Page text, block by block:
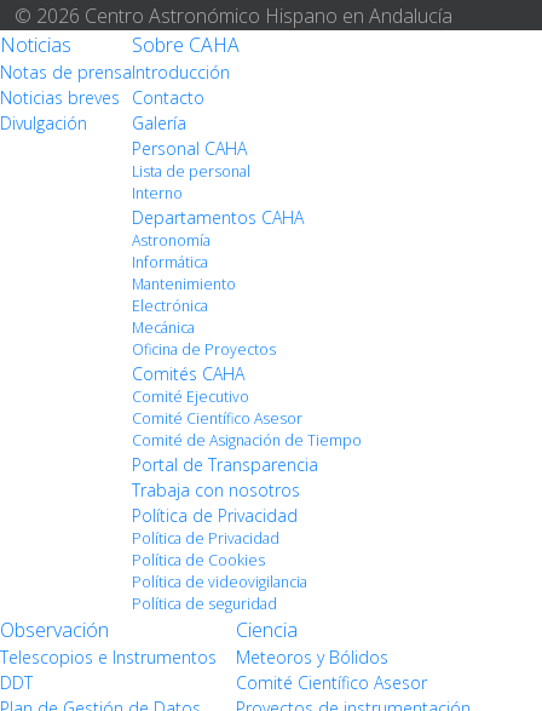
© 2026 Centro Astronómico Hispano en Andalucía
Noticias
Notas de prensa
Noticias breves
Divulgación
Sobre CAHA
Introducción
Contacto
Galería
Personal CAHA
Lista de personal
Interno
Departamentos CAHA
Astronomía
Informática
Mantenimiento
Electrónica
Mecánica
Oficina de Proyectos
Comités CAHA
Comité Ejecutivo
Comité Científico Asesor
Comité de Asignación de Tiempo
Portal de Transparencia
Trabaja con nosotros
Política de Privacidad
Política de Privacidad
Política de Cookies
Política de videovigilancia
Política de seguridad
Observación
Telescopios e Instrumentos
DDT
Ciencia
Meteoros y Bólidos
Comité Científico Asesor